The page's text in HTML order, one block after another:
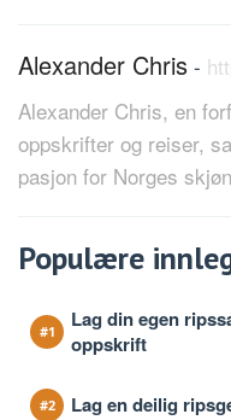
Alexander Chris -
Alexander Chris, en
oppskrifter og reiser,
pasjon for Norges
Populære
Lag din egen
oppskrift
Lag en deilig